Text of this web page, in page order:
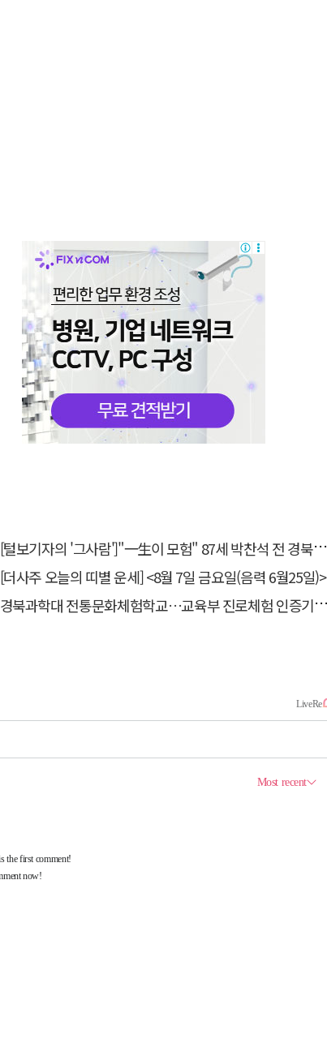
[털보기자의 '그사람']"一生이 모험" 87세 박찬석 전 경북대 총장
[더사주 오늘의 띠별 운세] <8월 7일 금요일(음력 6월25일)>
경북과학대 전통문화체험학교…교육부 진로체험 인증기관 선정